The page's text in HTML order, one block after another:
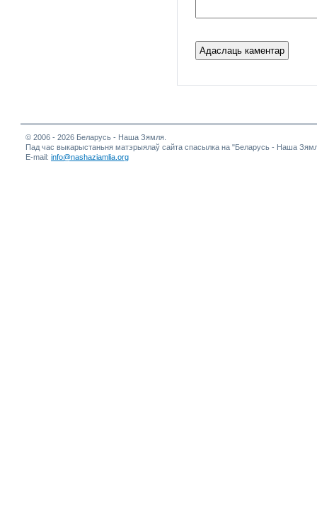
© 2006 - 2026 Беларусь - Наша Зямля.
Пад час выкарыстаньня матэрыялаў сайта спасылка на "Беларусь - Наша
E-mail: info@nashaziamlia.org